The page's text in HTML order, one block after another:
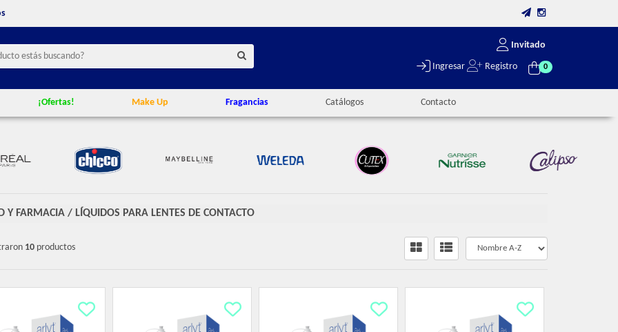
Invitado
Ingresar Registro 0
¡Ofertas! Make Up Fragancias Catálogos Contacto
Y FARMACIA/ LÍQUIDOS PARA LENTES DE CONTACTO
10 productos